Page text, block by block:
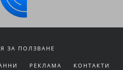
ЗА ПОЛЗВАНЕ
РЕКЛАМА КОНТАКТИ